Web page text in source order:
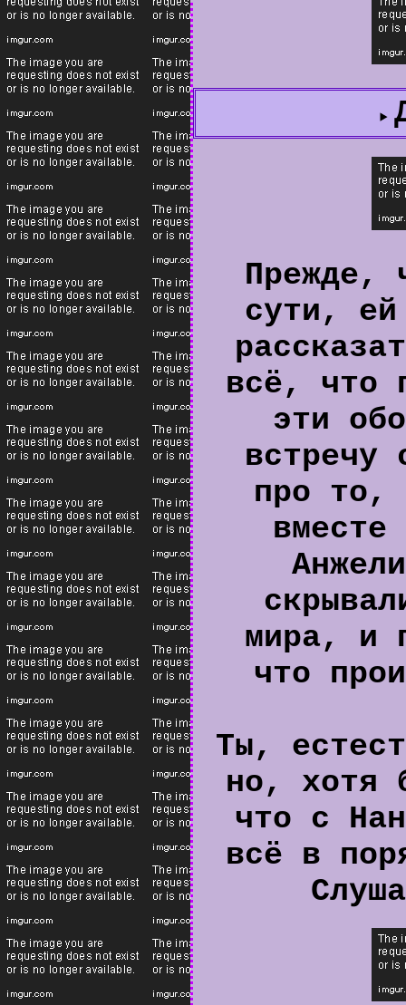
Прежде,
сути, ей
всё, что
эти
встречу
про то,
мира, и
что
Ты,
но, хотя
что с
всё в